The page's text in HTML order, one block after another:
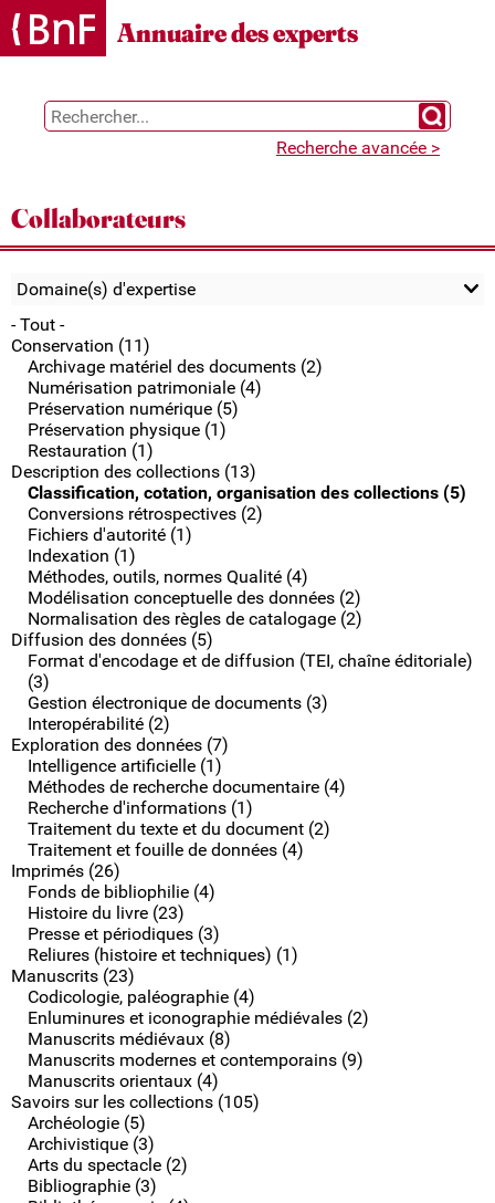
Gestion des cookies
Annuaire des experts
Chercher
Recherche avancée >
Collaborateurs
Domaine(s) d'expertise
- Tout -
Conservation (11)
Archivage matériel des documents (2)
Numérisation patrimoniale (4)
Préservation numérique (5)
Préservation physique (1)
Restauration (1)
Description des collections (13)
Classification, cotation, organisation des collections (5)
Conversions rétrospectives (2)
Fichiers d'autorité (1)
Indexation (1)
Méthodes, outils, normes Qualité (4)
Modélisation conceptuelle des données (2)
Normalisation des règles de catalogage (2)
Diffusion des données (5)
Format d'encodage et de diffusion (TEI, chaîne éditoriale)
(3)
Gestion électronique de documents (3)
Interopérabilité (2)
Exploration des données (7)
Intelligence artificielle (1)
Méthodes de recherche documentaire (4)
Recherche d'informations (1)
Traitement du texte et du document (2)
Traitement et fouille de données (4)
Imprimés (26)
Fonds de bibliophilie (4)
Histoire du livre (23)
Presse et périodiques (3)
Reliures (histoire et techniques) (1)
Manuscrits (23)
Codicologie, paléographie (4)
Enluminures et iconographie médiévales (2)
Manuscrits médiévaux (8)
Manuscrits modernes et contemporains (9)
Manuscrits orientaux (4)
Savoirs sur les collections (105)
Archéologie (5)
Archivistique (3)
Arts du spectacle (2)
Bibliographie (3)